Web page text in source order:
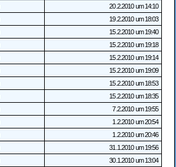
20.2.2010 um 14:10
19.2.2010 um 18:03
15.2.2010 um 19:40
15.2.2010 um 19:18
15.2.2010 um 19:14
15.2.2010 um 19:09
15.2.2010 um 18:53
15.2.2010 um 18:35
7.2.2010 um 19:55
1.2.2010 um 20:54
1.2.2010 um 20:46
31.1.2010 um 19:56
30.1.2010 um 13:04